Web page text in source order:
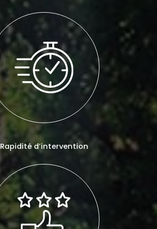
Rapidité d’intervention